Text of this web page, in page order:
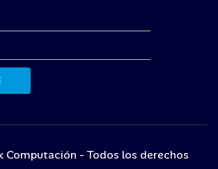
- Todos los derechos